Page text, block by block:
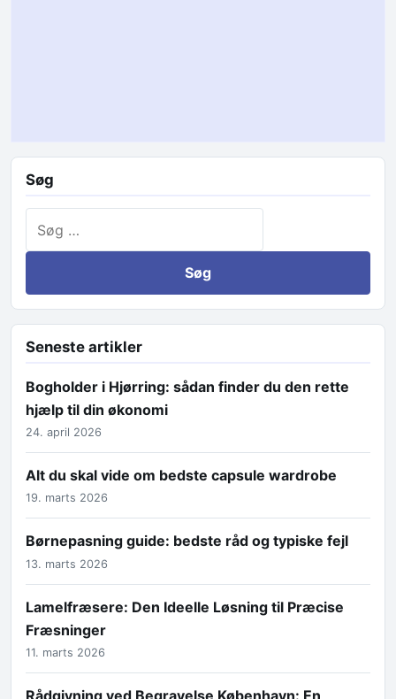
Søg
Seneste artikler
Bogholder i Hjørring: sådan finder du den rette
hjælp til din økonomi
24. april 2026
Alt du skal vide om bedste capsule wardrobe
19. marts 2026
Børnepasning guide: bedste råd og typiske fejl
13. marts 2026
Lamelfræsere: Den Ideelle Løsning til Præcise
Fræsninger
11. marts 2026